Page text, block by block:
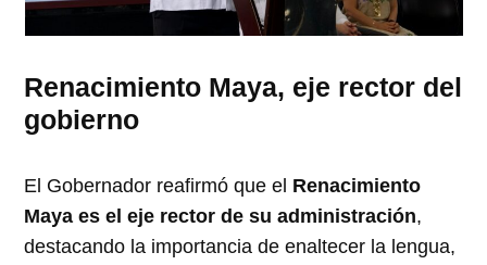
Renacimiento Maya, eje rector del
gobierno
El Gobernador reafirmó que el Renacimiento
Maya es el eje rector de su administración,
destacando la importancia de enaltecer la lengua,